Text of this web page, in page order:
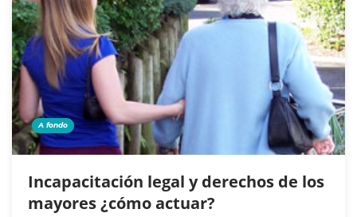
A fondo
Incapacitación legal y derechos de los
mayores ¿cómo actuar?